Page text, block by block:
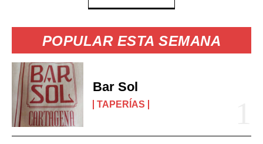
POPULAR ESTA SEMANA
Bar Sol
TAPERÍAS